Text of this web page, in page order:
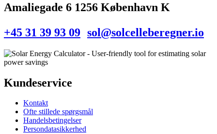
Amaliegade 6 1256 København K
+45 31 39 93 09 sol@solcelleberegner.io
Kundeservice
Kontakt
Ofte stillede spørgsmål
Handelsbetingelser
Persondatasikkerhed